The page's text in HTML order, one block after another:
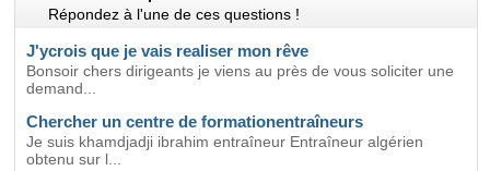
Répondez à l'une de ces questions !
J'ycrois que je vais realiser mon rêve
Bonsoir chers dirigeants je viens au près de vous soliciter une
demand...
Chercher un centre de formationentraîneurs
Je suis khamdjadji ibrahim entraîneur Entraîneur algérien
obtenu sur l...